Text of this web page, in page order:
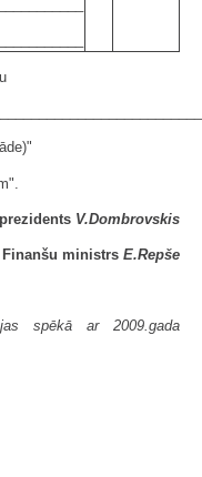
V.Dombrovskis
Finanšu ministrs E.Repše
spēkā ar 2009.gada